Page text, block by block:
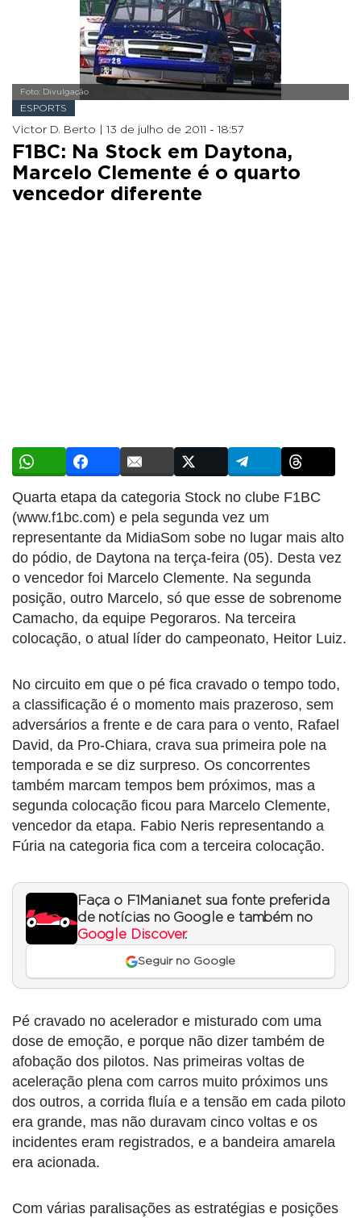
Foto: Divulgação
ESPORTS
Victor D. Berto | 13 de julho de 2011 - 18:57
F1BC: Na Stock em Daytona,
Marcelo Clemente é o quarto
vencedor diferente
Quarta etapa da categoria Stock no clube F1BC
(www.f1bc.com) e pela segunda vez um
representante da MidiaSom sobe no lugar mais alto
do pódio, de Daytona na terça-feira (05). Desta vez
o vencedor foi Marcelo Clemente. Na segunda
posição, outro Marcelo, só que esse de sobrenome
Camacho, da equipe Pegoraros. Na terceira
colocação, o atual líder do campeonato, Heitor Luiz.
No circuito em que o pé fica cravado o tempo todo,
a classificação é o momento mais prazeroso, sem
adversários a frente e de cara para o vento, Rafael
David, da Pro-Chiara, crava sua primeira pole na
temporada e se diz surpreso. Os concorrentes
também marcam tempos bem próximos, mas a
segunda colocação ficou para Marcelo Clemente,
vencedor da etapa. Fabio Neris representando a
Fúria na categoria fica com a terceira colocação.
Faça o F1Mania.net sua fonte preferida
de notícias no Google e também no
Google Discover.
Seguir no Google
Pé cravado no acelerador e misturado com uma
dose de emoção, e porque não dizer também de
afobação dos pilotos. Nas primeiras voltas de
aceleração plena com carros muito próximos uns
dos outros, a corrida fluía e a tensão em cada piloto
era grande, mas não duravam cinco voltas e os
incidentes eram registrados, e a bandeira amarela
era acionada.
Com várias paralisações as estratégias e posições